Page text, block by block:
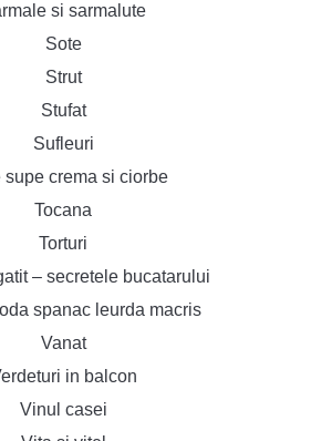
si sarmalute
Sote
Strut
Stufat
Sufleuri
supe crema si ciorbe
Tocana
Torturi
– secretele bucatarului
spanac leurda macris
Vanat
in balcon
Vinul casei